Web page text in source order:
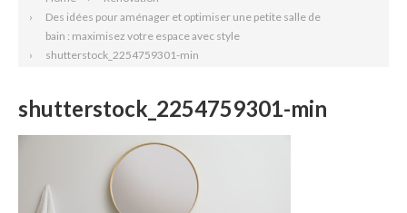
Des idées pour aménager et optimiser une petite salle de
bain : maximisez votre espace avec style
shutterstock_2254759301-min
shutterstock_2254759301-min